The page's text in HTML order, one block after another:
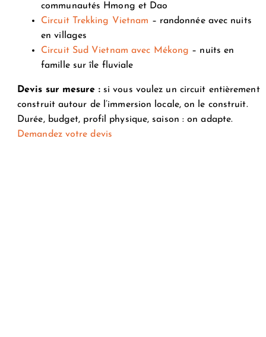
communautés Hmong et Dao
Circuit Trekking Vietnam – randonnée avec nuits
en villages
Circuit Sud Vietnam avec Mékong – nuits en
famille sur île fluviale
Devis sur mesure :si vous voulez un circuit entièrement
construit autour de l’immersion locale, on le construit.
Durée, budget, profil physique, saison : on adapte.
Demandez votre devis